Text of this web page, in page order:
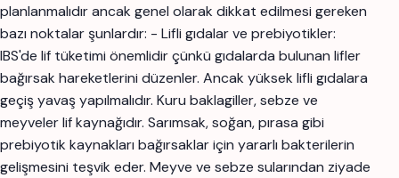
planlanmalıdır ancak genel olarak dikkat edilmesi gereken
bazı noktalar şunlardır: - Lifli gıdalar ve prebiyotikler:
IBS'de lif tüketimi önemlidir çünkü gıdalarda bulunan lifler
bağırsak hareketlerini düzenler. Ancak yüksek lifli gıdalara
geçiş yavaş yapılmalıdır. Kuru baklagiller, sebze ve
meyveler lif kaynağıdır. Sarımsak, soğan, pırasa gibi
prebiyotik kaynakları bağırsaklar için yararlı bakterilerin
gelişmesini teşvik eder. Meyve ve sebze sularından ziyade